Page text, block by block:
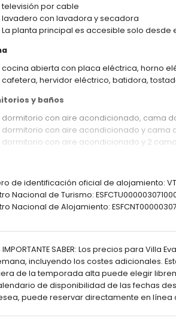
televisión por cable
lavadero con lavadora y secadora
La planta principal es accesible solo desde
cocina abierta con placa eléctrica, horno
cafetera, hervidor eléctrico, batidora,
y baños
dormitorio con aire acondicionado, cama
dormitorio con aire acondicionado y cama
dormitorio con aire acondicionado y 2
de la villa
parcela grande y cerrada
ducha exterior
zona de estar y comedor exterior
plaza de aparcamiento privada
información
de identificación oficial de alojamiento:
Nacional de Turismo:
Nacional de Alojamiento:
IMPORTANTE SABER: Los precios para
incluyendo los costes adicionales.
de la temporada alta puede elegir
de disponibilidad de las fechas
puede reservar directamente en línea